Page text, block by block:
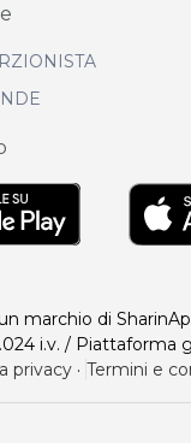
marchio di
i.v. / Piattaforma
privacy· Termini e